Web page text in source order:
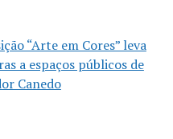
“Arte em Cores” leva
a espaços públicos de
Canedo